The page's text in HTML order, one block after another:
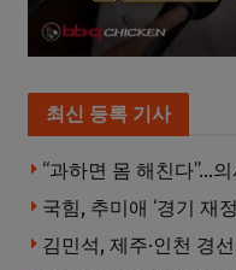
최신 등록 기사
“과하면 몸 해친다”…의
김민석, 제주·인천 경